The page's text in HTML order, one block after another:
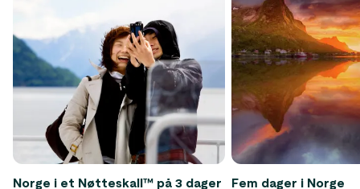
Norge i et Nøtteskall™ på 3 dager Fem dager i Norge